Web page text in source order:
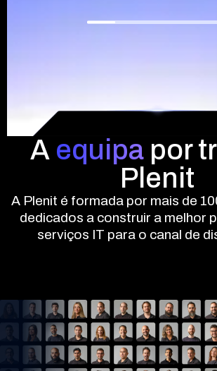
A equipapor
Plenit
A Plenit é formada por mais de
dedicados a construir a melhor
serviços IT para o canal de